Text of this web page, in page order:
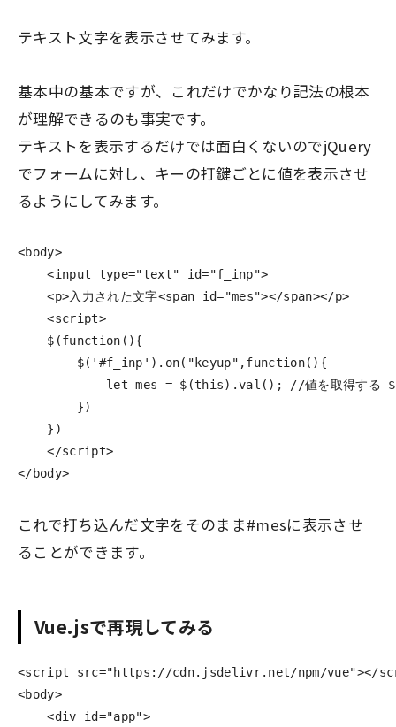
テキスト文字を表示させてみます。
基本中の基本ですが、これだけでかなり記法の根本
が理解できるのも事実です。
テキストを表示するだけでは面白くないのでjQuery
でフォームに対し、キーの打鍵ごとに値を表示させ
るようにしてみます。
<body>
<input type="text" id="f_inp">
<p>入力された文字<span id="mes"></span></p>
<script>
$(function(){
$('#f_inp').on("keyup",function(){
let mes = $(this).val(); //値を取得する
})
})
</script>
</body>
これで打ち込んだ文字をそのまま#mesに表示させ
ることができます。
Vue.jsで再現してみる
<script src="https://cdn.jsdelivr.net/npm/vue"></
<body>
<div
id="app">